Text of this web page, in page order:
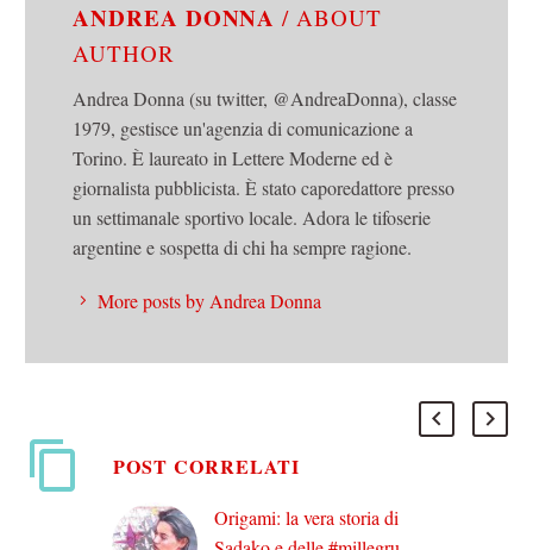
ANDREA DONNA/ ABOUT
AUTHOR
Andrea Donna (su twitter, @AndreaDonna), classe
1979, gestisce un'agenzia di comunicazione a
Torino. È laureato in Lettere Moderne ed è
giornalista pubblicista. È stato caporedattore presso
un settimanale sportivo locale. Adora le tifoserie
argentine e sospetta di chi ha sempre ragione.
More posts by Andrea Donna
POST CORRELATI
Origami: la vera storia di